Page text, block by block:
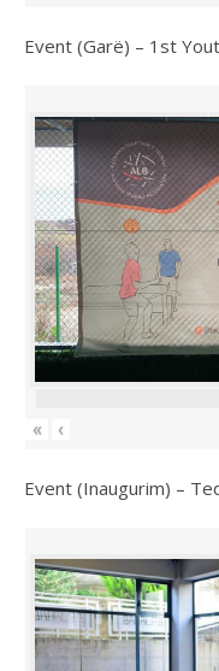
Event (Garë) – 1st
« ‹
Event (Inaugurim) –